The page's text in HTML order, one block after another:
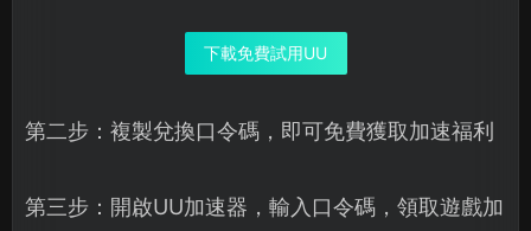
下載免費試用UU
第二步：複製兌換口令碼，即可免費獲取加速福利
第三步：開啟UU加速器，輸入口令碼，領取遊戲加